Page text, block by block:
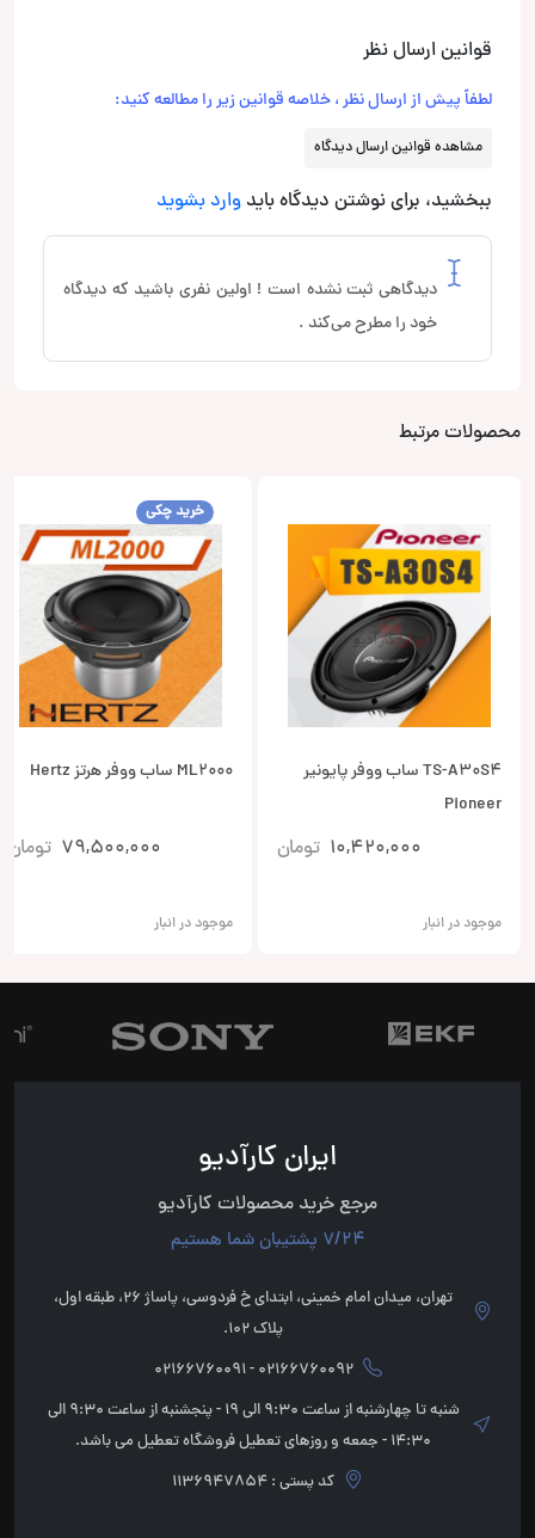
قوانین ارسال نظر
لطفاً پیش از ارسال نظر ، خلاصه قوانین زیر را مطالعه کنید:
مشاهده قوانین ارسال دیدگاه
ببخشید، برای نوشتن دیدگاه باید وارد بشوید
دیدگاهی ثبت نشده است ! اولین نفری باشید که دیدگاه
خود را مطرح می‌کند .
محصولات مرتبط
TS-A30S4 ساب ووفر پایونیر
Pioneer
10,420,000 تومان
موجود در انبار
خرید چکی
ML2000 ساب ووفر هرتز Hertz
79,500,000 تومان
موجود در انبار
ایران کارآدیو
مرجع خرید محصولات کارآدیو
7/24 پشتیبان شما هستیم
تهران، میدان امام خمینی، ابتدای خ فردوسی، پاساژ 26، طبقه اول،
پلاک 102.
02166760092 - 02166760091
شنبه تا چهارشنبه از ساعت 9:30 الی 19 - پنجشنبه از ساعت 9:30 الی
14:30 - جمعه و روزهای تعطیل فروشگاه تعطیل می باشد.
کد پستی : 1136947854